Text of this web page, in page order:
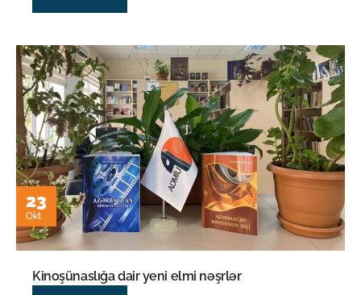
23
Okt
Kinoşünaslığa dair yeni elmi nəşrlər